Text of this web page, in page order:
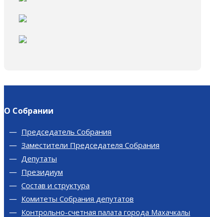
О Собрании
Председатель Собрания
Заместители Председателя Собрания
Депутаты
Президиум
Состав и структура
Комитеты Собрания депутатов
Контрольно-счетная палата города Махачкалы